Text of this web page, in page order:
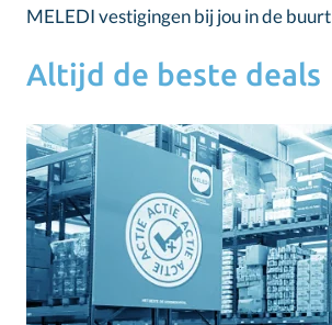
MELEDI vestigingen bij jou in de buurt
Altijd de beste deals